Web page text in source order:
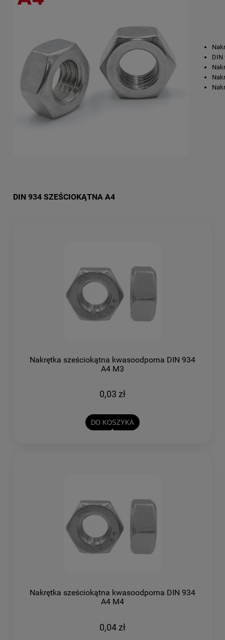
DIN
DIN 934 SZEŚCIOKĄTNA A4
Nakrętka sześciokątna kwasoodporna DIN 934
A4 M3
0,03 zł
DO KOSZYKA
Nakrętka sześciokątna kwasoodporna DIN 934
A4 M4
0,04 zł